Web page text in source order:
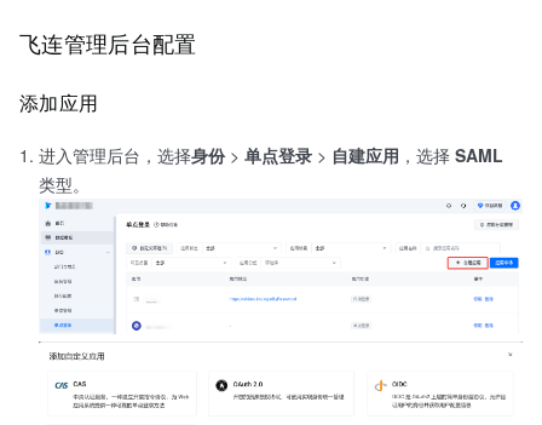
飞连管理后台配置
添加应用
进入管理后台，选择身份> 单点登录 > 自建应用 ，选择 SAML
类型。